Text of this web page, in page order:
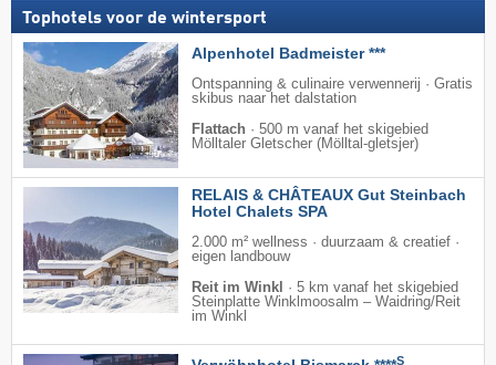
Tophotels voor de wintersport
Alpenhotel Badmeister ***
Ontspanning & culinaire verwennerij · Gratis
skibus naar het dalstation
Flattach · 500 m vanaf het skigebied
Mölltaler Gletscher (Mölltal-gletsjer)
RELAIS & CHÂTEAUX Gut Steinbach
Hotel Chalets SPA
2.000 m² wellness · duurzaam & creatief ·
eigen landbouw
Reit im Winkl
· 5 km vanaf het skigebied
Steinplatte Winklmoosalm – Waidring/​Reit
im Winkl
S